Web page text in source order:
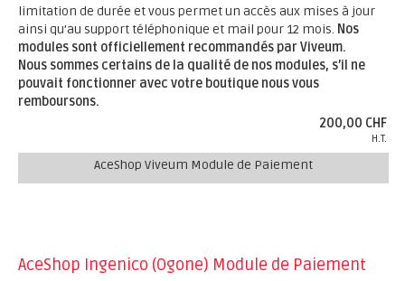
limitation de durée et vous permet un accès aux mises à jour
ainsi qu’au support téléphonique et mail pour 12 mois. Nos
modules sont officiellement recommandés par Viveum.
Nous sommes certains de la qualité de nos modules, s’il ne
pouvait fonctionner avec votre boutique nous vous
remboursons.
200,00 CHF
H.T.
AceShop Viveum Module de Paiement
AceShop Ingenico (Ogone) Module de Paiement